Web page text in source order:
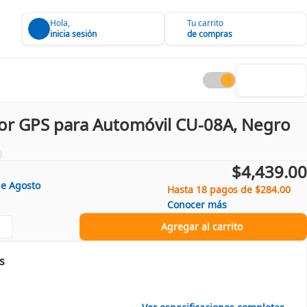
Hola,
inicia sesión
Tu carrito
de compras
GPS para Automóvil CU-08A, Negro
Agosto
$4,439.00
Hasta 18 pagos de $284.00
Conocer más
Agregar al carrito